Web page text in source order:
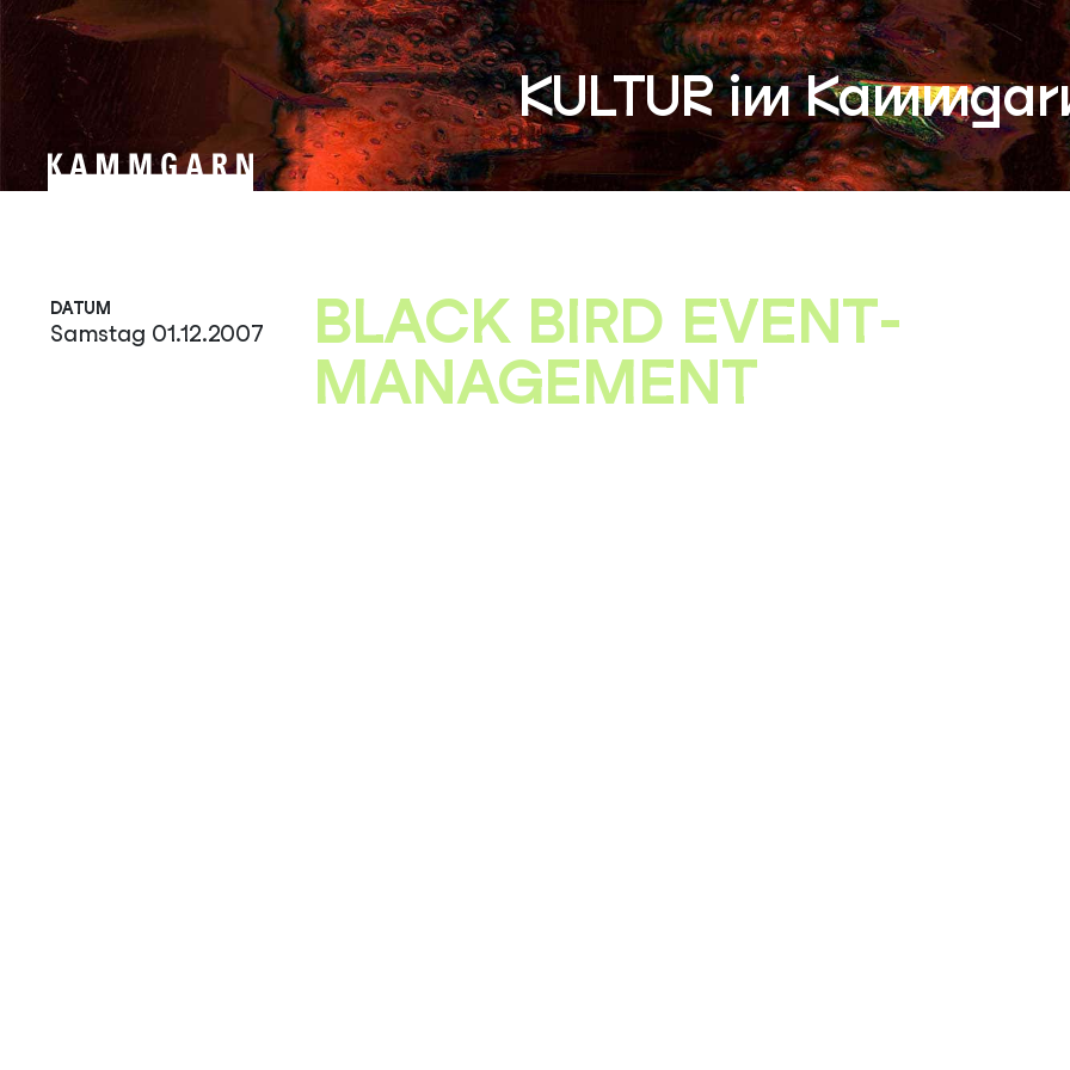
Zum
springen
KULTUR im
DATUM
Samstag 01.12.2007
BLACK BIRD EVENT-
MANAGEMENT